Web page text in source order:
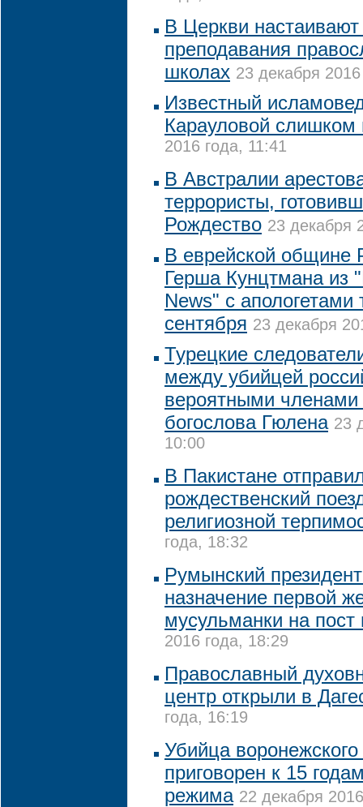
В Церкви
преподавания
школах 23 декабря
Известный
Карауловой слишком
2016 года, 11:41
В Австралии
террористы,
Рождество 23 декабря
В еврейской общине
Герша Кунцтмана из
News" с апологетами
сентября 23 декабря
Турецкие
между убийцей
вероятными членами
богослова Гюлена 23
10:00
В Пакистане
рождественский
религиозной
года, 18:32
Румынский
назначение первой
мусульманки на
2016 года, 18:29
Православный
центр открыли в
года, 16:19
Убийца
приговорен к 15
режима 22 декабря